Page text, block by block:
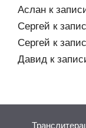
Аслан к
Сергей к
Сергей к
Давид к